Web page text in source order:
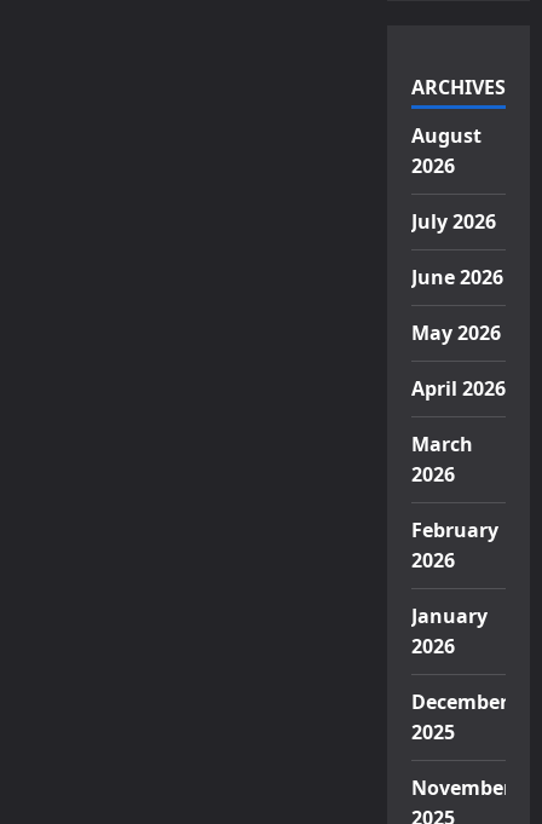
ARCHIVES
August
2026
July 2026
June 2026
May 2026
April 2026
March
2026
February
2026
January
2026
December
2025
November
2025